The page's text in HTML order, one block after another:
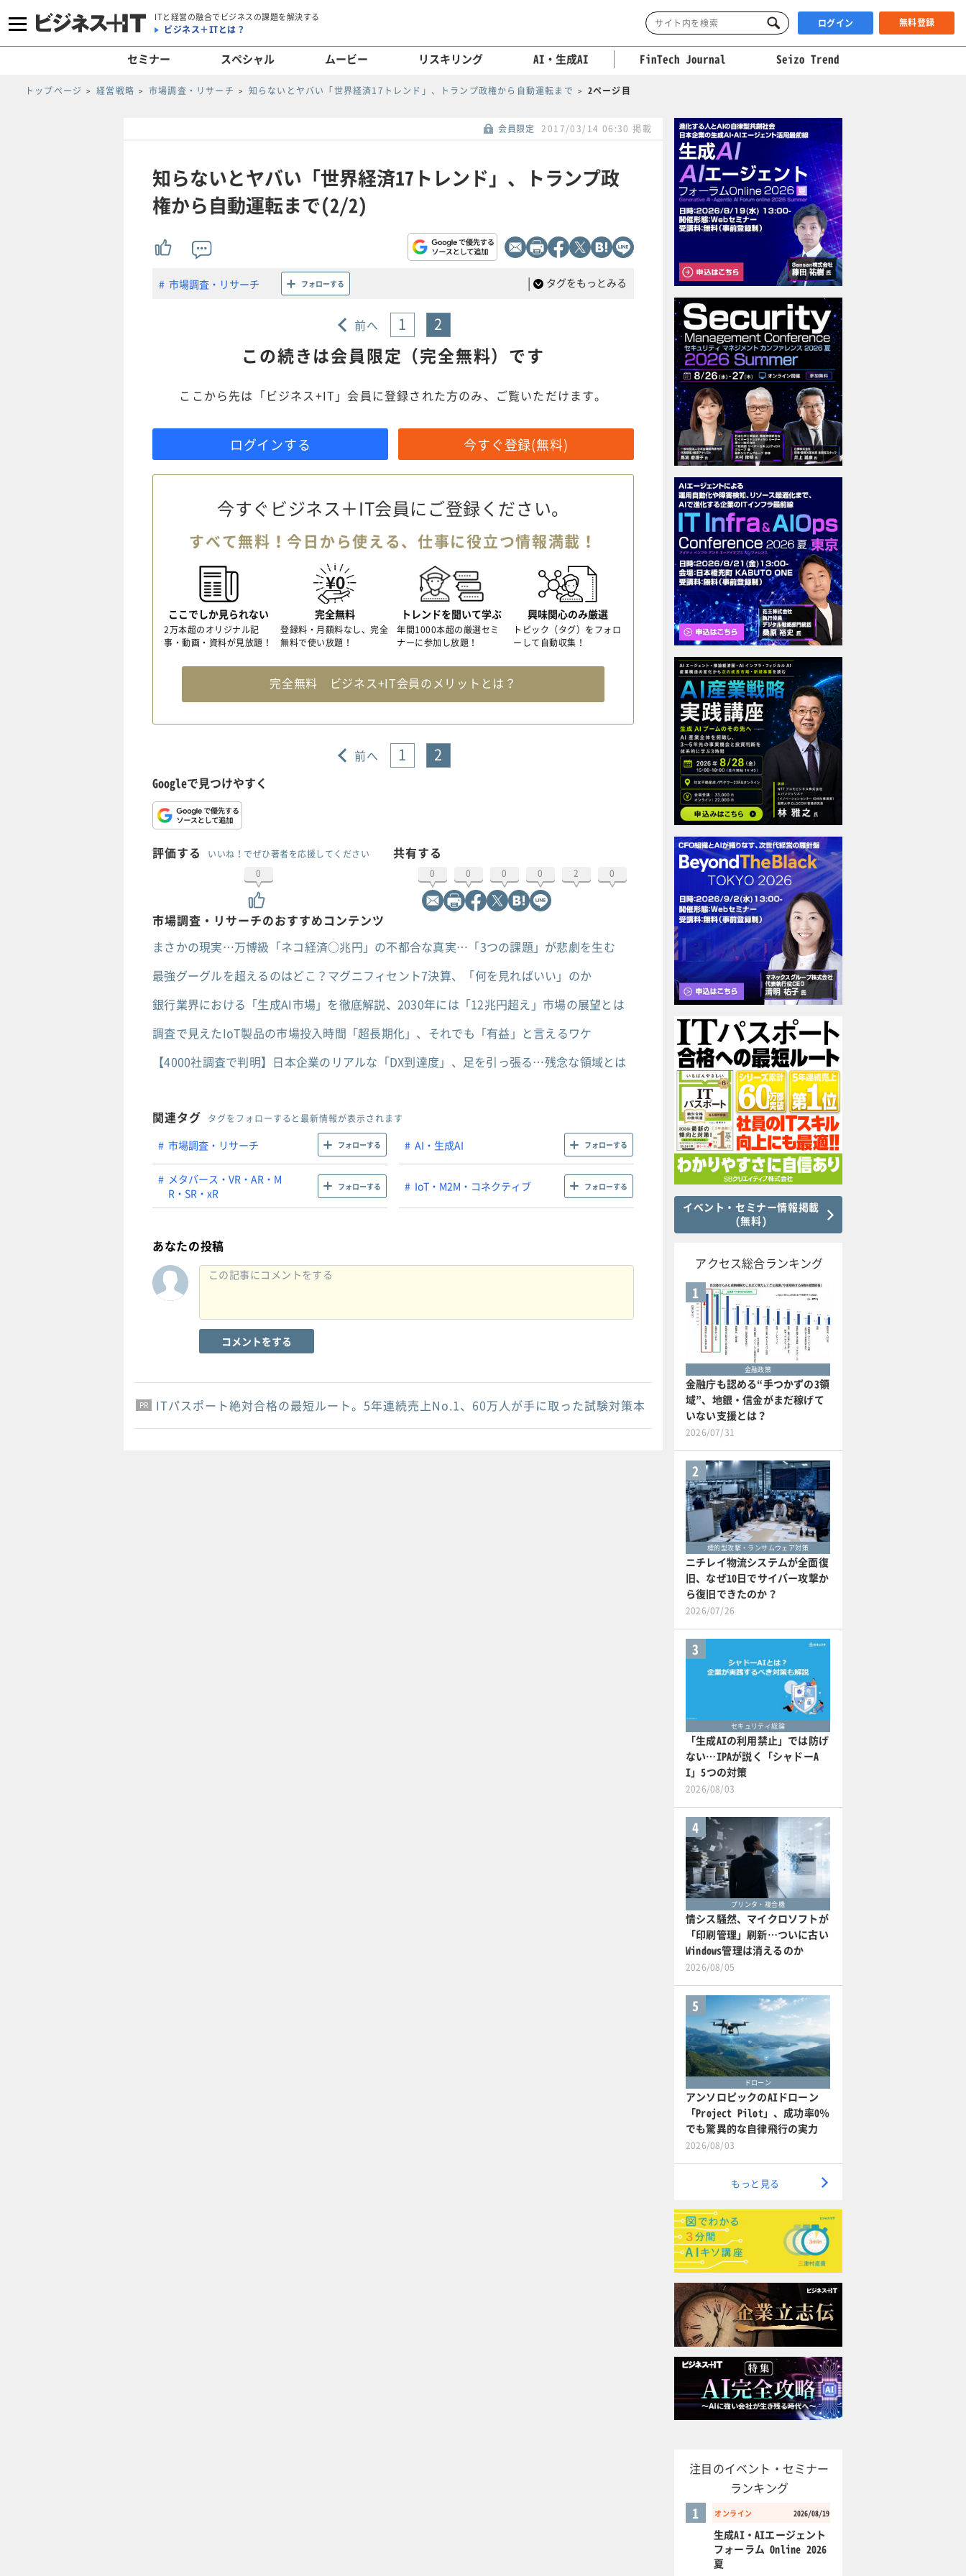
ITと経営の融合でビジネスの課題を解決する
ビジネス＋ITとは？ ログイン 無料登録
セミナー スペシャル ムービー リスキリング AI・生成AI FinTech Journal Seizo Trend
トップページ 経営戦略 市場調査・リサーチ 知らないとヤバい「世界経済17トレンド」、トランプ政権から自動運転まで 2ページ目
会員限定 2017/03/14 06:30 掲載
知らないとヤバい「世界経済17トレンド」、トランプ政
権から自動運転まで(2/2)
市場調査・リサーチ フォローする | タグをもっとみる
前へ 1 2
この続きは会員限定（完全無料）です
ここから先は「ビジネス+IT」会員に登録された方のみ、ご覧いただけます。
ログインする 今すぐ登録(無料)
今すぐビジネス＋IT会員にご登録ください。
すべて無料！今日から使える、仕事に役立つ情報満載！
ここでしか見られない
2万本超のオリジナル記
事・動画・資料が見放題！
完全無料
登録料・月額料なし、完全
無料で使い放題！
トレンドを聞いて学ぶ
年間1000本超の厳選セミ
ナーに参加し放題！
興味関心のみ厳選
トピック（タグ）をフォロ
ーして自動収集！
完全無料 ビジネス+IT会員のメリットとは？
前へ 1 2
Googleで見つけやすく
評価する
いいね！でぜひ著者を応援してください
0
共有する
0 0 0 0 2 0
市場調査・リサーチのおすすめコンテンツ
まさかの現実…万博級「ネコ経済○兆円」の不都合な真実…「3つの課題」が悲劇を生む
最強グーグルを超えるのはどこ？マグニフィセント7決算、「何を見ればいい」のか
銀行業界における「生成AI市場」を徹底解説、2030年には「12兆円超え」市場の展望とは
調査で見えたIoT製品の市場投入時間「超長期化」、それでも「有益」と言えるワケ
【4000社調査で判明】日本企業のリアルな「DX到達度」、足を引っ張る…残念な領域とは
関連タグ タグをフォローすると最新情報が表示されます
市場調査・リサーチ フォローする AI・生成AI フォローする
メタバース・VR・AR・M
R・SR・xR
フォローする IoT・M2M・コネクティブ フォローする
あなたの投稿
コメントをする
PR
PR
PR ITパスポート絶対合格の最短ルート。5年連続売上No.1、60万人が手に取った試験対策本
イベント・セミナー情報掲載
(無料)
アクセス総合ランキング
1
金融政策
金融庁も認める“手つかずの3領
域”、地銀・信金がまだ稼げて
いない支援とは？
2026/07/31
2
標的型攻撃・ランサムウェア対策
ニチレイ物流システムが全面復
旧、なぜ10日でサイバー攻撃か
ら復旧できたのか？
2026/07/26
3
セキュリティ総論
「生成AIの利用禁止」では防げ
ない…IPAが説く「シャドーA
I」5つの対策
2026/08/03
4
プリンタ・複合機
情シス騒然、マイクロソフトが
「印刷管理」刷新…ついに古い
Windows管理は消えるのか
2026/08/05
5
ドローン
アンソロピックのAIドローン
「Project Pilot」、成功率0％
でも驚異的な自律飛行の実力
2026/08/03
もっと見る
注目のイベント・セミナー
ランキング
オンライン 2026/08/19
1
生成AI・AIエージェント
フォーラム Online 2026
夏